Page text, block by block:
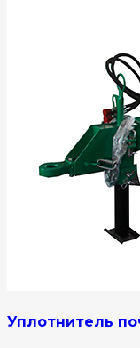
Уплотнитель